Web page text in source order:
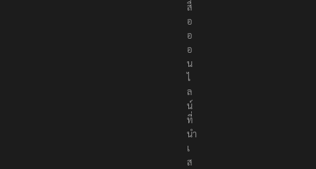
สื่
อ
อ
อ
น
ไ
ล
น์
ที่
นำ
เ
ส